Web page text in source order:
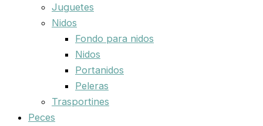
Juguetes
Nidos
Fondo para nidos
Nidos
Portanidos
Peleras
Trasportines
Peces